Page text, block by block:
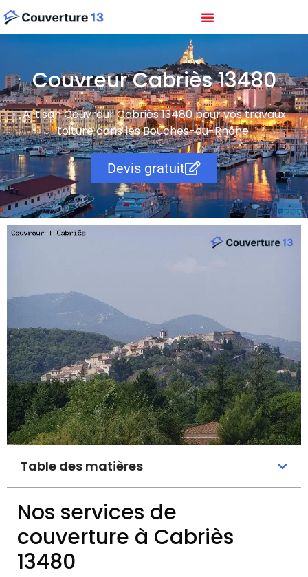
Couvreur Cabriès 13480
Artisan Couvreur Cabriès 13480 pour vos travaux
toiture dans les Boûches-du-Rhône.
Devis gratuit
Table des matières
Nos services de
couverture à Cabriès
13480